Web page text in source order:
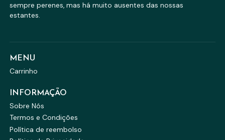
sempre perenes, mas há muito ausentes das nossas
estantes.
MENU
Carrinho
INFORMAÇÃO
Sobre Nós
Termos e Condições
Política de reembolso